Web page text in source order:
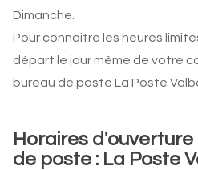
Dimanche.
Pour connaitre les heures
départ le jour même de votre
bureau de poste La Poste
Horaires
de poste : La Poste